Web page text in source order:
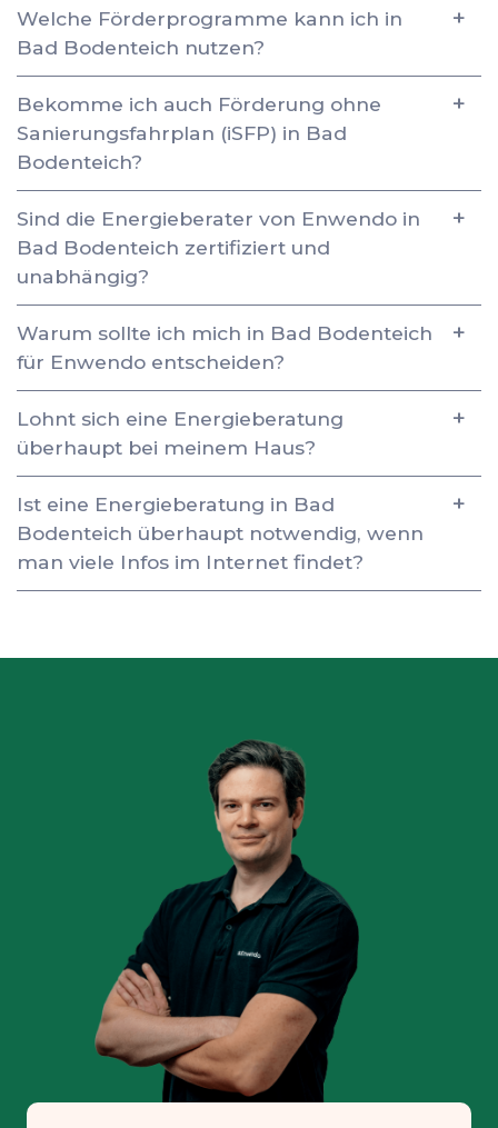
Welche Förderprogramme kann ich in
Bad Bodenteich nutzen?
Bekomme ich auch Förderung ohne
Sanierungsfahrplan (iSFP) in Bad
Bodenteich?
Sind die Energieberater von Enwendo in
Bad Bodenteich zertifiziert und
unabhängig?
Warum sollte ich mich in Bad Bodenteich
für Enwendo entscheiden?
Lohnt sich eine Energieberatung
überhaupt bei meinem Haus?
Ist eine Energieberatung in Bad
Bodenteich überhaupt notwendig, wenn
man viele Infos im Internet findet?